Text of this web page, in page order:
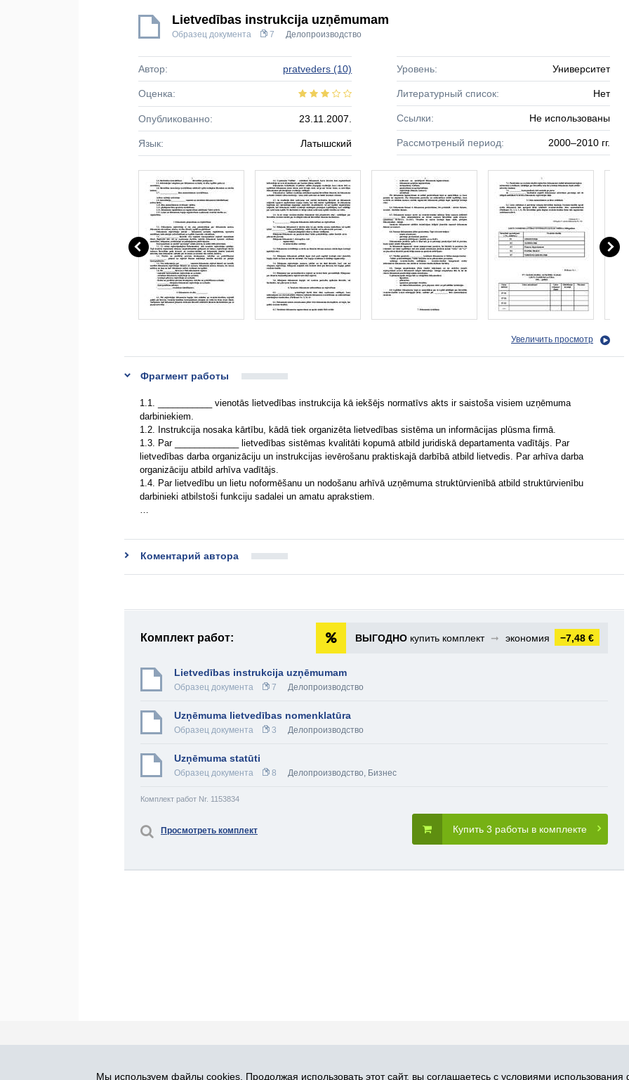
Lietvedības instrukcija uzņēmumam
Образец документа 7 Делопроизводство
Автор: pratveders (10)
Оценка:
Опубликованно: 23.11.2007.
Язык: Латышский
Уровень: Университет
Литературный список: Нет
Ссылки: Не использованы
Рассмотреный период: 2000–2010 гг.
Увеличить просмотр
Фрагмент работы
1.1. ___________ vienotās lietvedības instrukcija kā iekšējs normatīvs akts ir saistoša visiem uzņēmuma
darbiniekiem.
1.2. Instrukcija nosaka kārtību, kādā tiek organizēta lietvedības sistēma un informācijas plūsma firmā.
1.3. Par _____________ lietvedības sistēmas kvalitāti kopumā atbild juridiskā departamenta vadītājs. Par
lietvedības darba organizāciju un instrukcijas ievērošanu praktiskajā darbībā atbild lietvedis. Par arhīva darba
organizāciju atbild arhīva vadītājs.
1.4. Par lietvedību un lietu noformēšanu un nodošanu arhīvā uzņēmuma struktūrvienībā atbild struktūrvienību
darbinieki atbilstoši funkciju sadalei un amatu aprakstiem.
…
Коментарий автора
Комплект работ: ВЫГОДНО купить комплект ➞ экономия −7,48 €
Lietvedības instrukcija uzņēmumam
Образец документа 7 Делопроизводство
Uzņēmuma lietvedības nomenklatūra
Образец документа 3 Делопроизводство
Uzņēmuma statūti
Образец документа 8 Делопроизводство, Бизнес
Комплект работ Nr. 1153834
Купить 3 работы в комплекте
Просмотреть комплект
Мы используем файлы cookies. Продолжая использовать этот сайт, вы соглашаетесь с условиями использования